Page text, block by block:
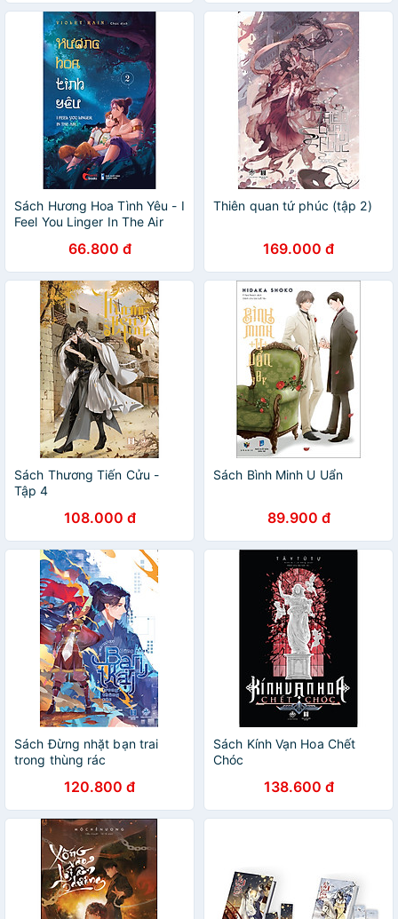
Sách Hương Hoa Tình Yêu - I
Feel You Linger In The Air
66.800 đ
Thiên quan tứ phúc (tập 2)
169.000 đ
Sách Thương Tiến Cửu -
Tập 4
108.000 đ
Sách Bình Minh U Uẩn
89.900 đ
Sách Đừng nhặt bạn trai
trong thùng rác
120.800 đ
Sách Kính Vạn Hoa Chết
Chóc
138.600 đ